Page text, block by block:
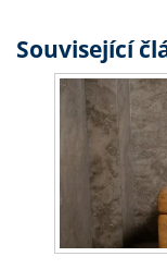
Související